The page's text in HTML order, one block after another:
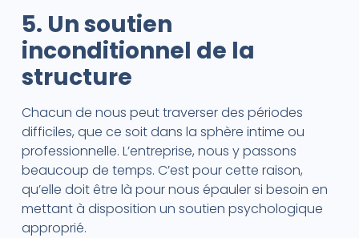
5. Un soutien
inconditionnel de la
structure
Chacun de nous peut traverser des périodes
difficiles, que ce soit dans la sphère intime ou
professionnelle. L’entreprise, nous y passons
beaucoup de temps. C’est pour cette raison,
qu’elle doit être là pour nous épauler si besoin en
mettant à disposition un soutien psychologique
approprié.